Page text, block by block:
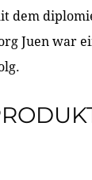
dem
Juen war